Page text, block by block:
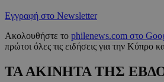
Εγγραφή στο Newsletter
Ακολουθήστε το philenews.com στο
πρώτοι όλες τις ειδήσεις για την Κύπρο
ΤΑ ΑΚΙΝΗΤΑ ΤΗΣ